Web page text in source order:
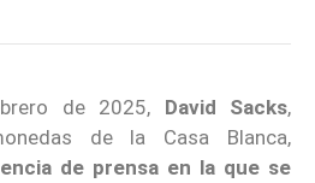
de 2025, David Sacks,
de la Casa Blanca,
de prensa en la que se